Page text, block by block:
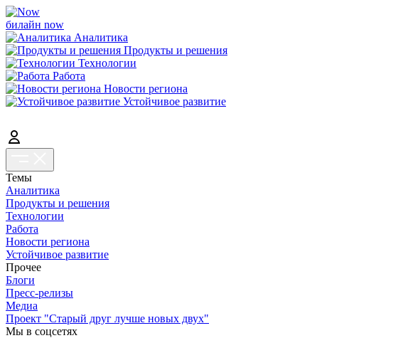
билайн now
Аналитика
Продукты и решения
Технологии
Работа
Новости региона
Устойчивое развитие
Темы
Аналитика
Продукты и решения
Технологии
Работа
Новости региона
Устойчивое развитие
Прочее
Блоги
Пресс-релизы
Медиа
Проект "Старый друг лучше новых двух"
Мы в соцсетях